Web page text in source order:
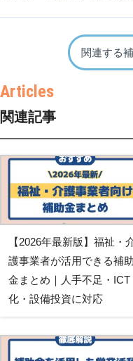
関連する
関連記事
【2026年最新版】福祉・
護事業者が活用できる補助
金まとめ｜人手不足・ICT
化・設備投資に対応